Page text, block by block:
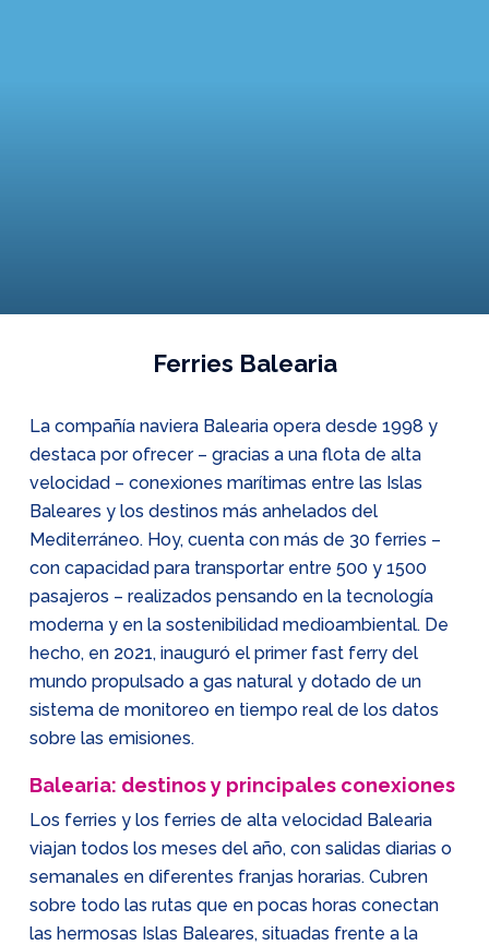
Ferries Balearia
La compañía naviera Balearia opera desde 1998 y
destaca por ofrecer – gracias a una flota de alta
velocidad – conexiones marítimas entre las Islas
Baleares y los destinos más anhelados del
Mediterráneo. Hoy, cuenta con más de 30 ferries –
con capacidad para transportar entre 500 y 1500
pasajeros – realizados pensando en la tecnología
moderna y en la sostenibilidad medioambiental. De
hecho, en 2021, inauguró el primer fast ferry del
mundo propulsado a gas natural y dotado de un
sistema de monitoreo en tiempo real de los datos
sobre las emisiones.
Balearia: destinos y principales conexiones
Los ferries y los ferries de alta velocidad Balearia
viajan todos los meses del año, con salidas diarias o
semanales en diferentes franjas horarias. Cubren
sobre todo las rutas que en pocas horas conectan
las hermosas Islas Baleares, situadas frente a la